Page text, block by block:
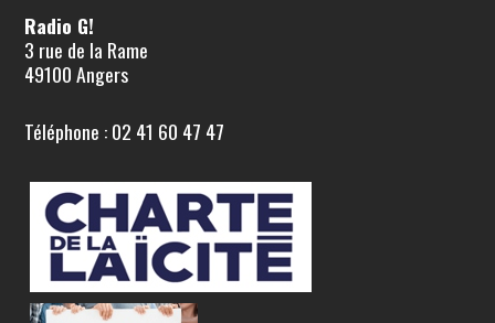
Radio G!
3 rue de la Rame
49100 Angers
Téléphone : 02 41 60 47 47